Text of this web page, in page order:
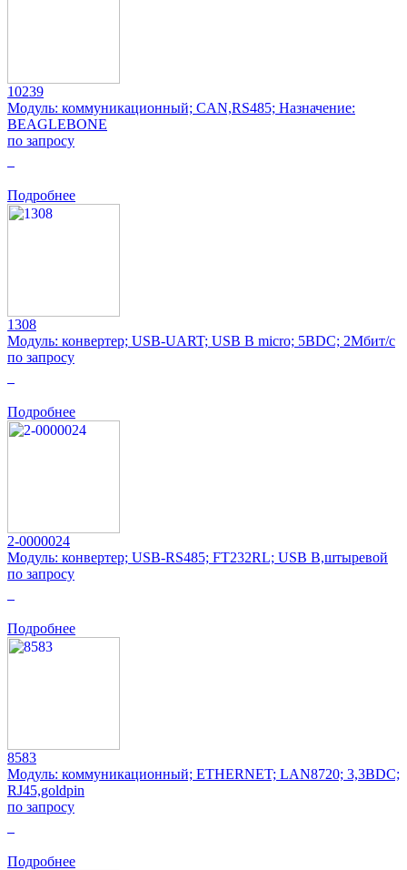
10239
Модуль: коммуникационный; CAN,RS485; Назначение:
BEAGLEBONE
по запросу
Подробнее
1308
Модуль: конвертер; USB-UART; USB B micro; 5ВDC; 2Мбит/с
по запросу
Подробнее
2-0000024
Модуль: конвертер; USB-RS485; FT232RL; USB B,штыревой
по запросу
Подробнее
8583
Модуль: коммуникационный; ETHERNET; LAN8720; 3,3ВDC;
RJ45,goldpin
по запросу
Подробнее